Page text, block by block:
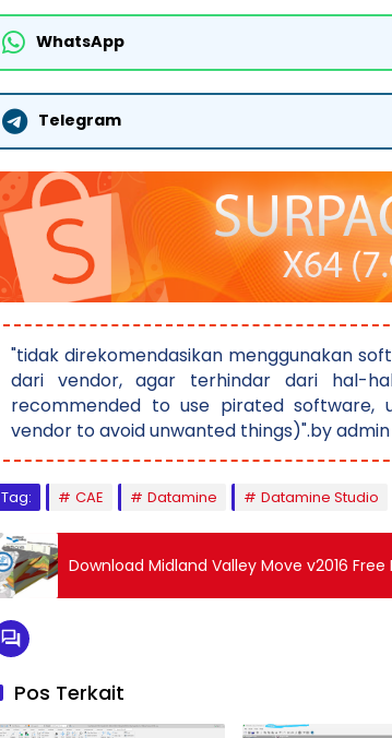
WhatsApp
Telegram
"tidak direkomendasikan menggunakan
dari vendor, agar terhindar dari hal-
recommended to use pirated
vendor to avoid unwanted things)".by
Tag: CAE Datamine Datamine Studio
Download Midland Valley Move v2016 Free
Pos Terkait